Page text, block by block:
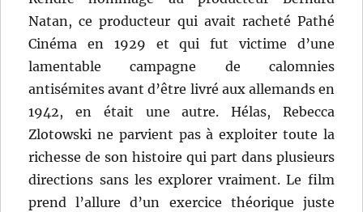
Natan, ce producteur qui avait racheté Pathé
Cinéma en 1929 et qui fut victime d’une
lamentable campagne de calomnies
antisémites avant d’être livré aux allemands en
1942, en était une autre. Hélas, Rebecca
Zlotowski ne parvient pas à exploiter toute la
richesse de son histoire qui part dans plusieurs
directions sans les explorer vraiment. Le film
prend l’allure d’un exercice théorique juste